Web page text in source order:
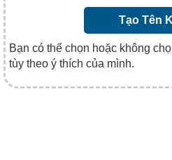
Tạo Tên
Bạn có thể chọn hoặc không
tùy theo ý thích của mình.